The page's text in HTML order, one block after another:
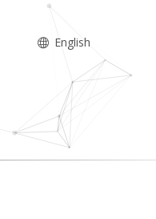
English